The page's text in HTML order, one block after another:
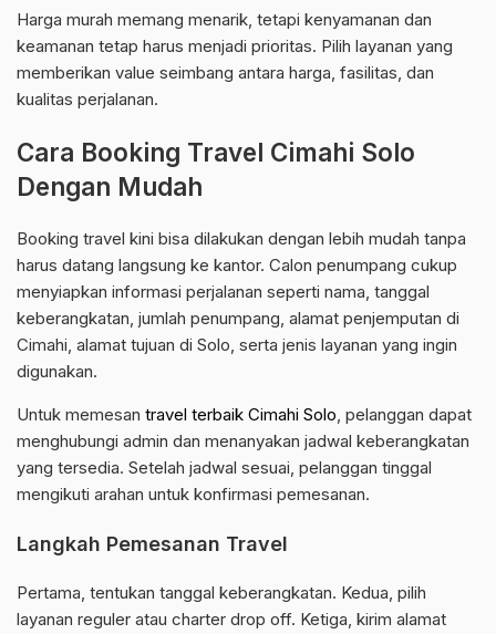
Harga murah memang menarik, tetapi kenyamanan dan
keamanan tetap harus menjadi prioritas. Pilih layanan yang
memberikan value seimbang antara harga, fasilitas, dan
kualitas perjalanan.
Cara Booking Travel Cimahi Solo
Dengan Mudah
Booking travel kini bisa dilakukan dengan lebih mudah tanpa
harus datang langsung ke kantor. Calon penumpang cukup
menyiapkan informasi perjalanan seperti nama, tanggal
keberangkatan, jumlah penumpang, alamat penjemputan di
Cimahi, alamat tujuan di Solo, serta jenis layanan yang ingin
digunakan.
Untuk memesan travel terbaik Cimahi Solo, pelanggan dapat
menghubungi admin dan menanyakan jadwal keberangkatan
yang tersedia. Setelah jadwal sesuai, pelanggan tinggal
mengikuti arahan untuk konfirmasi pemesanan.
Langkah Pemesanan Travel
Pertama, tentukan tanggal keberangkatan. Kedua, pilih
layanan reguler atau charter drop off. Ketiga, kirim alamat